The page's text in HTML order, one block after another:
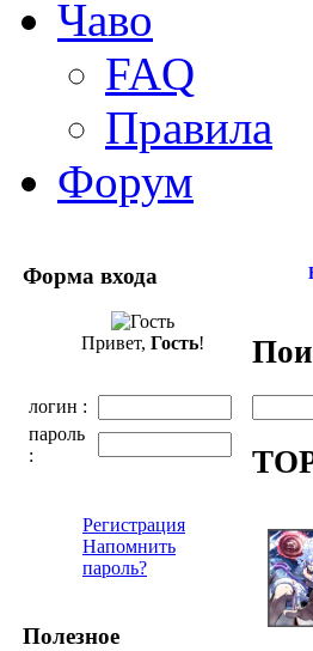
Чаво
FAQ
Правила
Форум
Форма входа
Привет, Гость!
логин :
пароль
:
Регистрация
Напомнить
пароль?
Полезное